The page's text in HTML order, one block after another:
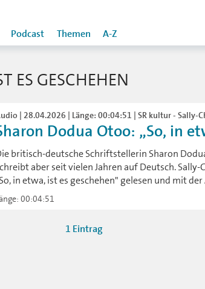
Podcast Themen A-Z
ES GESCHEHEN
| 28.04.2026 | Länge: 00:04:51 | SR kultur - Sally-
Dodua Otoo: „So, in
britisch-deutsche Schriftstellerin Sharon
aber seit vielen Jahren auf Deutsch.
in etwa, ist es geschehen" gelesen und mit
00:04:51
1 Eintrag